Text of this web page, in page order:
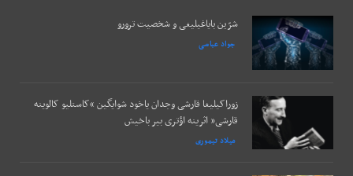
شرّین بایاغیلیغی و شخصیت ترورو
جواد عباسی
زوراکیلیغا قارشی وجدان یاخود شوایگین “کاستلیو کالوینه
قارشی” اثرینه اؤتری بیر باخیش
میلاد تیموری